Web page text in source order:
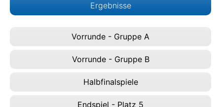
Ergebnisse
Vorrunde - Gruppe A
Vorrunde - Gruppe B
Halbfinalspiele
Endspiel - Platz 5